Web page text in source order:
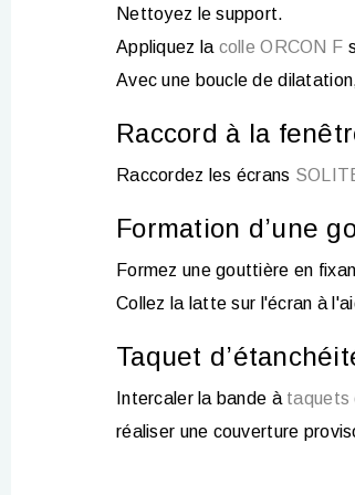
Nettoyez le support.
Appliquez la colle ORCON F
Avec une boucle de
Raccord à la
Raccordez les écrans
Formation d’une
Formez une gouttière en
Collez la latte sur l'écran à
Taquet
Intercaler la bande àtaquets
réaliser une couverture